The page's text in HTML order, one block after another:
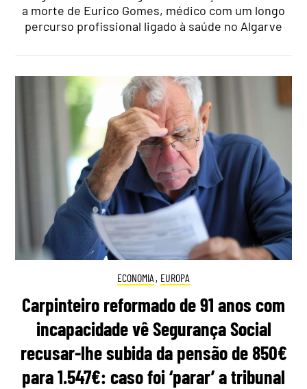
a morte de Eurico Gomes, médico com um longo
percurso profissional ligado à saúde no Algarve
ECONOMIA , EUROPA
Carpinteiro reformado de 91 anos com
incapacidade vê Segurança Social
recusar-lhe subida da pensão de 850€
para 1.547€: caso foi ‘parar’ a tribunal